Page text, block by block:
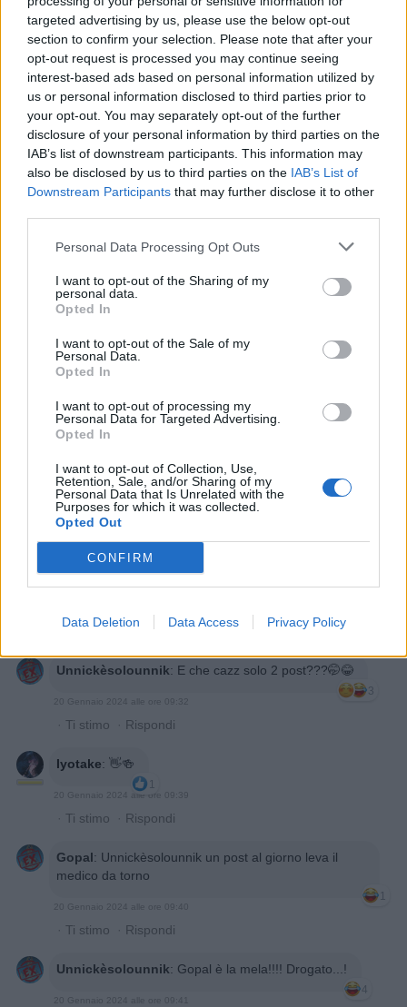
targeted advertising by us, please use the below opt-out
section to confirm your selection. Please note that after your
opt-out request is processed you may continue seeing
interest-based ads based on personal information utilized by
us or personal information disclosed to third parties prior to
your opt-out. You may separately opt-out of the further
disclosure of your personal information by third parties on the
IAB’s list of downstream participants. This information may
also be disclosed by us to third parties on the IAB’s List of
Downstream Participants that may further disclose it to other
Personal Data Processing Opt Outs
I want to opt-out of the Sharing of my
personal data.
Opted In
I want to opt-out of the Sale of my
Personal Data.
Opted In
I want to opt-out of processing my
Personal Data for Targeted Advertising.
Opted In
I want to opt-out of Collection, Use,
Retention, Sale, and/or Sharing of my
Personal Data that Is Unrelated with the
Purposes for which it was collected.
Opted Out
CONFIRM
Data Deletion Data Access Privacy Policy
1
19 Gennaio 2024 alle ore 13:32
·Ti stimo·Rispondi
Gopal:ElyBetta ma è normale farla tutta
1
·Ti stimo·Rispondi
Pietranera: Ciao Gopal
1
19 Gennaio 2024 alle ore 17:48
1
20 Gennaio 2024 alle ore 09:30
· Ti stimo
Unnickèsolounnik
·Ti stimo·Rispondi
Unnickèsolounnik: E che cazz solo 2 post???🤭😂
3
20 Gennaio 2024 alle ore 09:32
· Ti stimo · Rispondi
Iyotake: 👋🍻
1
20 Gennaio 2024 alle ore 09:39
· Ti stimo · Rispondi
Gopal: Unnickèsolounnik un post al giorno leva il
medico da torno
1
20 Gennaio 2024 alle ore 09:40
· Ti stimo · Rispondi
Unnickèsolounnik: Gopal è la mela!!!! Drogato...!
4
20 Gennaio 2024 alle ore 09:41